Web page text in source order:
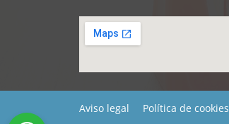
Aviso legal Política de cookies